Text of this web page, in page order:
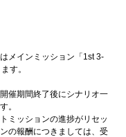
メインミッション「1st 3-
す。
催期間終了後にシナリオ一
。
ミッションの進捗がリセッ
の報酬につきましては、受